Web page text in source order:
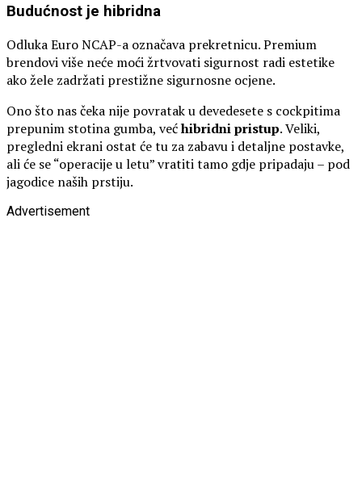
Budućnost je hibridna
Odluka Euro NCAP-a označava prekretnicu. Premium
brendovi više neće moći žrtvovati sigurnost radi estetike
ako žele zadržati prestižne sigurnosne ocjene.
Ono što nas čeka nije povratak u devedesete s cockpitima
prepunim stotina gumba, većhibridni pristup. Veliki,
pregledni ekrani ostat će tu za zabavu i detaljne postavke,
ali će se “operacije u letu” vratiti tamo gdje pripadaju – pod
jagodice naših prstiju.
Advertisement